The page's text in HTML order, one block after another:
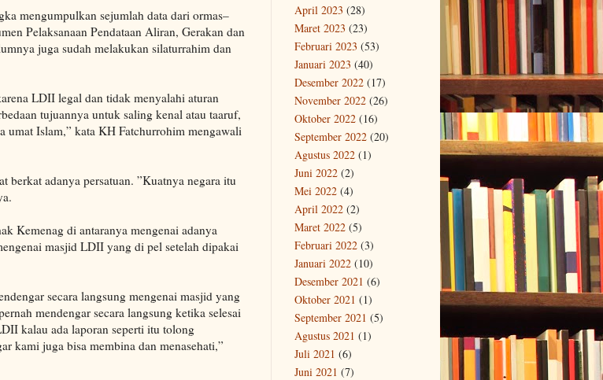
mengumpulkan sejumlah data dari ormas–
Pelaksanaan Pendataan Aliran, Gerakan dan
juga sudah melakukan silaturrahim dan
LDII legal dan tidak menyalahi aturan
tujuannya untuk saling kenal atau taaruf,
umat Islam,” kata KH Fatchurrohim mengawali
berkat adanya persatuan. ”Kuatnya negara itu
Kemenag di antaranya mengenai adanya
masjid LDII yang di pel setelah dipakai
secara langsung mengenai masjid yang
mendengar secara langsung ketika selesai
kalau ada laporan seperti itu tolong
kami juga bisa membina dan menasehati,”
April 2023 (28)
Maret 2023 (23)
Februari 2023 (53)
Januari 2023 (40)
Desember 2022 (17)
November 2022 (26)
Oktober 2022 (16)
September 2022 (20)
Agustus 2022 (1)
Juni 2022 (2)
Mei 2022 (4)
April 2022 (2)
Maret 2022 (5)
Februari 2022 (3)
Januari 2022 (10)
Desember 2021 (6)
Oktober 2021 (1)
September 2021 (5)
Agustus 2021 (1)
Juli 2021 (6)
Juni 2021 (7)